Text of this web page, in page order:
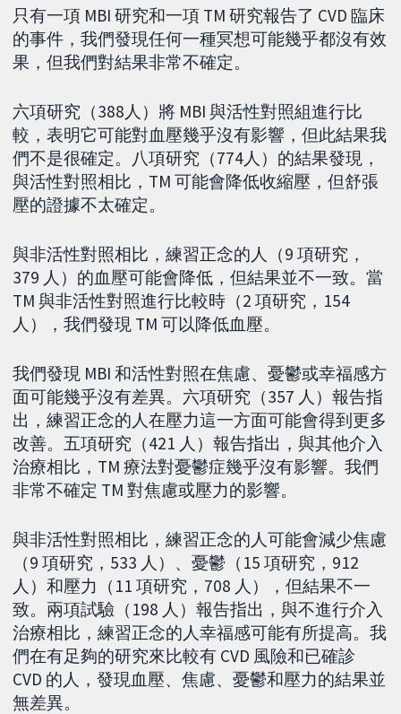
只有一項 MBI 研究和一項 TM 研究報告了 CVD 臨床
的事件，我們發現任何一種冥想可能幾乎都沒有效
果，但我們對結果非常不確定。
六項研究（388人）將 MBI 與活性對照組進行比
較，表明它可能對血壓幾乎沒有影響，但此結果我
們不是很確定。八項研究（774人）的結果發現，
與活性對照相比，TM 可能會降低收縮壓，但舒張
壓的證據不太確定。
與非活性對照相比，練習正念的人（9 項研究，
379 人）的血壓可能會降低，但結果並不一致。當
TM 與非活性對照進行比較時（2 項研究，154
人），我們發現 TM 可以降低血壓。
我們發現 MBI 和活性對照在焦慮、憂鬱或幸福感方
面可能幾乎沒有差異。六項研究（357 人）報告指
出，練習正念的人在壓力這一方面可能會得到更多
改善。五項研究（421 人）報告指出，與其他介入
治療相比，TM 療法對憂鬱症幾乎沒有影響。我們
非常不確定 TM 對焦慮或壓力的影響。
與非活性對照相比，練習正念的人可能會減少焦慮
（9 項研究，533 人）、憂鬱（15 項研究，912
人）和壓力（11 項研究，708 人），但結果不一
致。兩項試驗（198 人）報告指出，與不進行介入
治療相比，練習正念的人幸福感可能有所提高。我
們在有足夠的研究來比較有 CVD 風險和已確診
CVD 的人，發現血壓、焦慮、憂鬱和壓力的結果並
無差異。